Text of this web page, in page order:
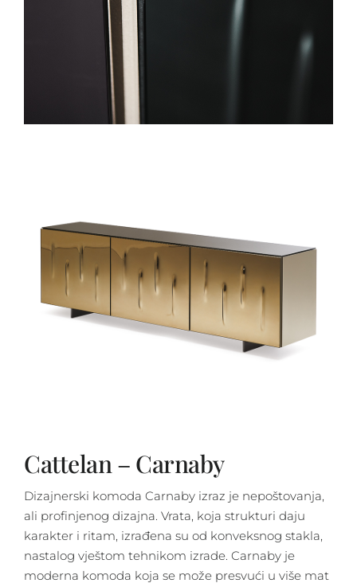
Cattelan – Carnaby
Dizajnerski komoda Carnaby izraz je nepoštovanja,
ali profinjenog dizajna. Vrata, koja strukturi daju
karakter i ritam, izrađena su od konveksnog stakla,
nastalog vještom tehnikom izrade. Carnaby je
moderna komoda koja se može presvući u više mat